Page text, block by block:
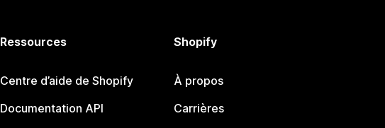
Ressources
Centre d’aide de Shopify
Documentation API
Shopify
À propos
Carrières